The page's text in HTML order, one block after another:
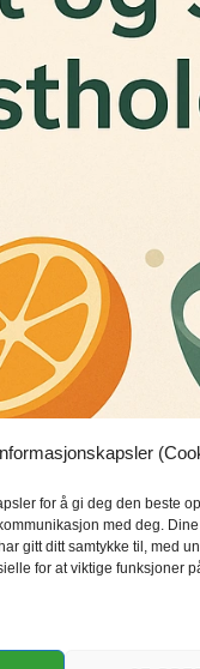
for å gi deg den beste
med deg.
gitt ditt samtykke til, med
for at viktige funksjoner